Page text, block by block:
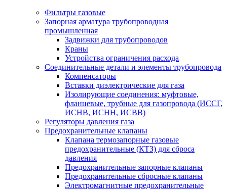
Фильтры газовые
Запорная арматура трубопроводная
промышленная
Задвижки для трубопроводов
Краны
Устройства ограничения расхода
Соединительные детали и элементы трубопровода
Компенсаторы
Вставки диэлектрические для газа
Изолирующие соединения: муфтовые,
фланцевые, трубные для газопровода (ИССГ,
ИСНВ, ИСНН, ИСВВ)
Регуляторы давления газа
Предохранительные клапаны
Клапана термозапорные газовые
предохранительные (КТЗ) для сброса
давления
Предохранительные запорные клапаны
Предохранительные сбросные клапаны
Электромагнитные предохранительные